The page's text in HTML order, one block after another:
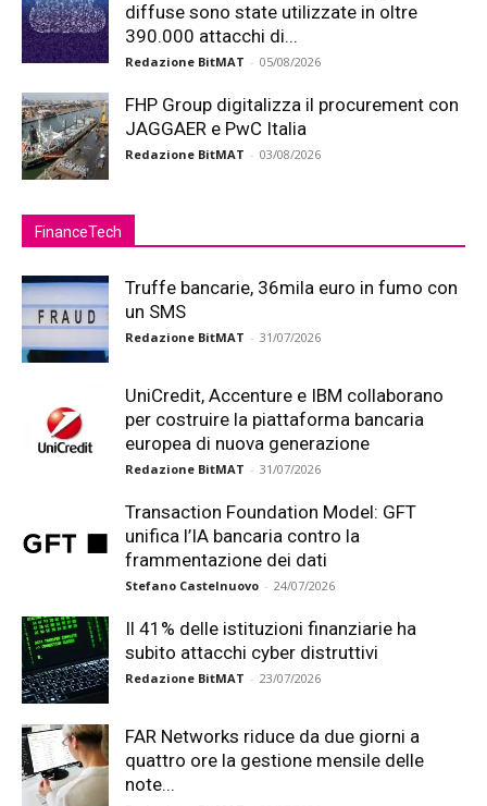
diffuse sono state utilizzate in oltre
390.000 attacchi di...
Redazione BitMAT - 05/08/2026
FHP Group digitalizza il procurement con
JAGGAER e PwC Italia
Redazione BitMAT - 03/08/2026
FinanceTech
Truffe bancarie, 36mila euro in fumo con
un SMS
Redazione BitMAT - 31/07/2026
UniCredit, Accenture e IBM collaborano
per costruire la piattaforma bancaria
europea di nuova generazione
Redazione BitMAT - 31/07/2026
Transaction Foundation Model: GFT
unifica l’IA bancaria contro la
frammentazione dei dati
Stefano Castelnuovo - 24/07/2026
Il 41% delle istituzioni finanziarie ha
subito attacchi cyber distruttivi
Redazione BitMAT - 23/07/2026
FAR Networks riduce da due giorni a
quattro ore la gestione mensile delle
note...